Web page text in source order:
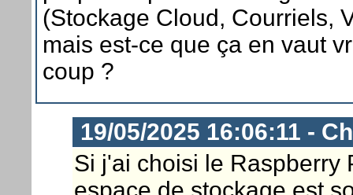
(Stockage Cloud, Courriels,
mais est-ce que ça en vaut
coup ?
19/05/2025 16:06:11 -
Si j'ai choisi le Raspberry
espace de stockage est